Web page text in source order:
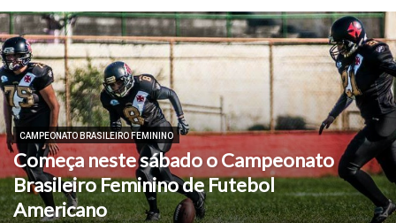
CAMPEONATO BRASILEIRO FEMININO
Começa neste sábado o Campeonato
Brasileiro Feminino de Futebol
Americano